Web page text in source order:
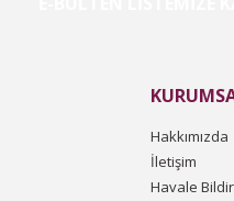
Hakkımızda
İletişim
Havale